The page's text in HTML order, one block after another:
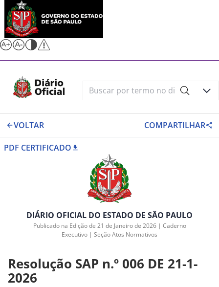
VOLTAR COMPARTILHAR
PDF CERTIFICADO
DIÁRIO OFICIAL DO ESTADO DE SÃO PAULO
Publicado na Edição de 21 de Janeiro de 2026 | Caderno
Executivo | Seção Atos Normativos
Resolução SAP n.º 006 DE 21-1-
2026